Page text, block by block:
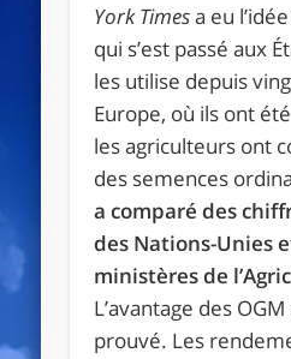
York Timesa eu
qui s’est passé aux
les utilise depuis
Europe, où ils ont
les agriculteurs ont
des semences
a comparé des
des Nations-Unies
ministères de
L’avantage des OGM
prouvé. Les